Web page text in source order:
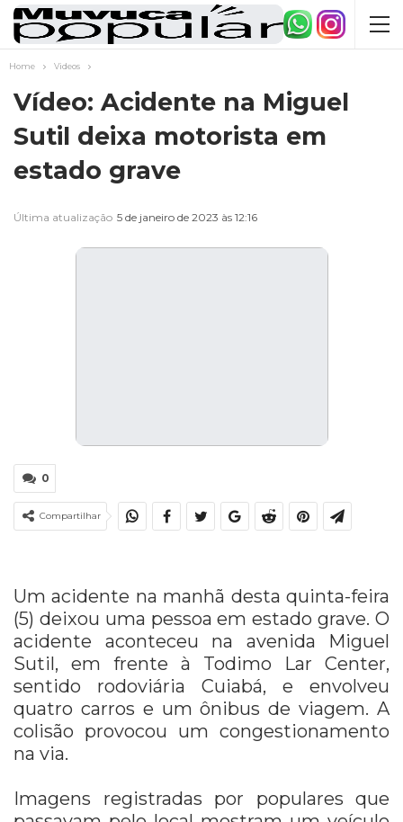
Home Videos
Vídeo: Acidente na Miguel
Sutil deixa motorista em
estado grave
Última atualização 5 de janeiro de 2023 às 12:16
0
Compartilhar
Um acidente na manhã desta quinta-feira
(5) deixou uma pessoa em estado grave. O
acidente aconteceu na avenida Miguel
Sutil, em frente à Todimo Lar Center,
sentido rodoviária Cuiabá, e envolveu
quatro carros e um ônibus de viagem. A
colisão provocou um congestionamento
na via.
Imagens registradas por populares que